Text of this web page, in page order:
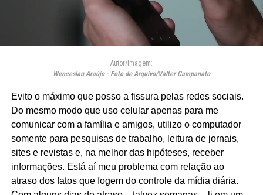
Autor/Imagem:
Wenceslau Araújo - Foto de Arquivo/Valter Campanato
Evito o máximo que posso a fissura pelas redes sociais.
Do mesmo modo que uso celular apenas para me
comunicar com a família e amigos, utilizo o computador
somente para pesquisas de trabalho, leitura de jornais,
sites e revistas e, na melhor das hipóteses, receber
informações. Está aí meu problema com relação ao
atraso dos fatos que fogem do controle da mídia diária.